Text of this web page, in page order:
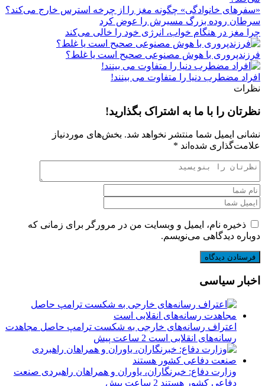
«سفرهای خانوادگی» چگونه مغز را از چرخه استرس خارج می‌کند؟
سرطان روده بزرگ مسیرش را عوض کرد
چرا مغز در هنگام خواب، انرژی خود را خالی می‌کند
فرزندپروری با هوش مصنوعی صحیح است یا غلط؟
افراد مضطرب دنیا را متفاوت می بینند!
نظرات
نظرتان را با ما به اشتراک بگذارید!
نشانی ایمیل شما منتشر نخواهد شد. بخش‌های موردنیاز
علامت‌گذاری شده‌اند *
ذخیره نام، ایمیل و وبسایت من در مرورگر برای زمانی که
دوباره دیدگاهی می‌نویسم.
اخبار سیاسی
اعتراف رسانه‌های خارجی به شکست ترامپ حاصل مجاهدت
رسانه‌های انقلابی است 2 ساعت پیش
وزارت دفاع: خبرنگاران، یاوران و همراهان راهبردی صنعت
دفاعی کشور هستند 2 ساعت پیش